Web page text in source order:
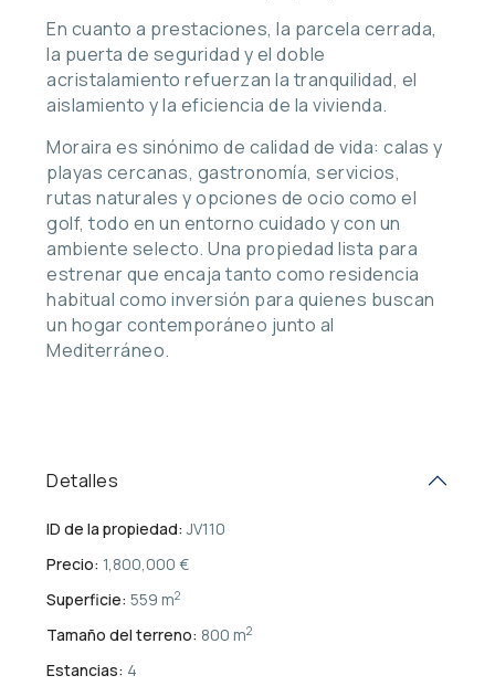
En cuanto a prestaciones, la parcela cerrada,
la puerta de seguridad y el doble
acristalamiento refuerzan la tranquilidad, el
aislamiento y la eficiencia de la vivienda.
Moraira es sinónimo de calidad de vida: calas y
playas cercanas, gastronomía, servicios,
rutas naturales y opciones de ocio como el
golf, todo en un entorno cuidado y con un
ambiente selecto. Una propiedad lista para
estrenar que encaja tanto como residencia
habitual como inversión para quienes buscan
un hogar contemporáneo junto al
Mediterráneo.
Detalles
ID de la propiedad: JV110
Precio: 1,800,000 €
Superficie: 559 m2
Tamaño del terreno: 800 m2
Estancias: 4